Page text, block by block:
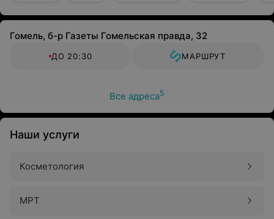
Гомель, б-р Газеты Гомельская правда, 32
ДО 20:30 МАРШРУТ
Все адреса5
Наши услуги
Косметология
МРТ